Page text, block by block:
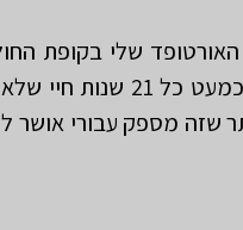
שלי בקופת
ברעננה. הגעתי למכון
שזה מספק עבורי אושר